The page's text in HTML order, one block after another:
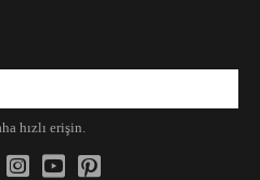
hızlı erişin.